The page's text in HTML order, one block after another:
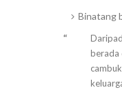
Binatang
“
berada